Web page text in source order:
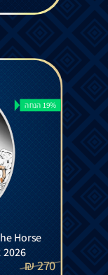
19% הנחה
Horse
2026
270
₪